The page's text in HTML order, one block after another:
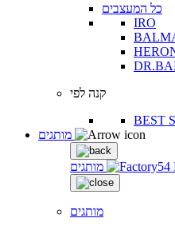
כל המעצבים
IRO
קנה לפי
BEST
מותגים
מותגים